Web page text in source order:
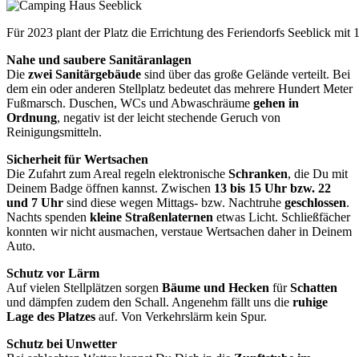
Für 2023 plant der Platz die Errichtung des Feriendorfs Seeblick mit
Nahe und saubere Sanitäranlagen
Die zwei Sanitärgebäude sind über das große Gelände verteilt. Bei
dem ein oder anderen Stellplatz bedeutet das mehrere Hundert Meter
Fußmarsch. Duschen, WCs und Abwaschräume gehen in
Ordnung, negativ ist der leicht stechende Geruch von
Reinigungsmitteln.
Sicherheit für Wertsachen
Die Zufahrt zum Areal regeln elektronische Schranken, die Du mit
Deinem Badge öffnen kannst. Zwischen 13 bis 15 Uhr bzw. 22
und 7 Uhr sind diese wegen Mittags- bzw. Nachtruhe geschlossen.
Nachts spenden kleine Straßenlaternen etwas Licht. Schließfächer
konnten wir nicht ausmachen, verstaue Wertsachen daher in Deinem
Auto.
Schutz vor Lärm
Auf vielen Stellplätzen sorgen Bäume und Hecken fürSchatten
und dämpfen zudem den Schall. Angenehm fällt uns die ruhige
Lage des Platzes auf. Von Verkehrslärm kein Spur.
Schutz bei Unwetter